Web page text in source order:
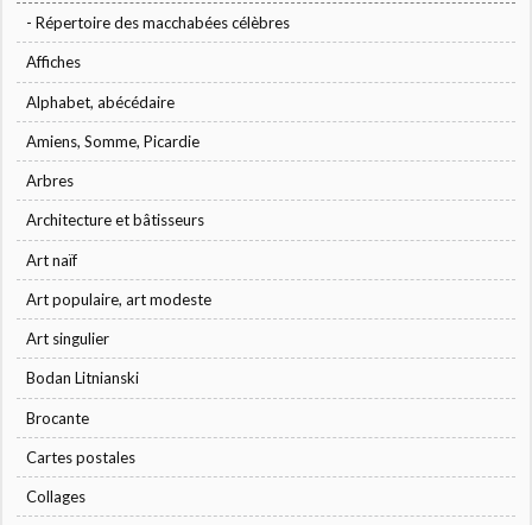
- Répertoire des macchabées célèbres
Affiches
Alphabet, abécédaire
Amiens, Somme, Picardie
Arbres
Architecture et bâtisseurs
Art naïf
Art populaire, art modeste
Art singulier
Bodan Litnianski
Brocante
Cartes postales
Collages